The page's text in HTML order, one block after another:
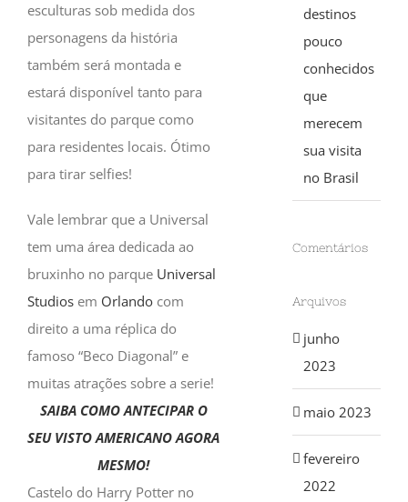
esculturas sob medida dos
personagens da história
também será montada e
estará disponível tanto para
visitantes do parque como
para residentes locais. Ótimo
para tirar selfies!
Vale lembrar que a Universal
tem uma área dedicada ao
bruxinho no parque Universal
Studios em Orlando com
direito a uma réplica do
famoso “Beco Diagonal” e
muitas atrações sobre a serie!
SAIBA COMO ANTECIPAR O
SEU VISTO AMERICANO AGORA
MESMO!
Castelo do Harry Potter no
destinos
pouco
conhecidos
que
merecem
sua visita
no Brasil
Comentários
Arquivos
junho
2023
maio 2023
fevereiro
2022